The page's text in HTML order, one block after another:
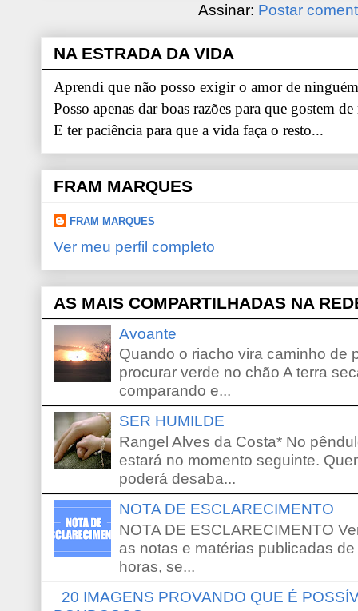
Assinar: Postar
NA ESTRADA DA VIDA
Aprendi que não posso exigir o amor de
Posso apenas dar boas razões para que gostem
E ter paciência para que a vida faça o resto...
FRAM MARQUES
FRAM MARQUES
Ver meu perfil completo
AS MAIS COMPARTILHADAS NA
Avoante
Quando o riacho vira caminho de
procurar verde no chão A terra
comparando e...
SER HUMILDE
Rangel Alves da Costa* No
estará no momento seguinte.
poderá desaba...
NOTA DE ESCLARECIMENTO
NOTA DE ESCLARECIMENTO
as notas e matérias publicadas
horas, se...
20 IMAGENS PROVANDO QUE É